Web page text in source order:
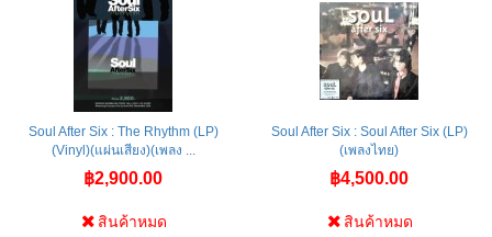
Soul After Six : The Rhythm (LP)
(Vinyl)(แผ่นเสียง)(เพลง ...
฿2,900.00
สินค้าหมด
Soul After Six : Soul After Six (LP)
(เพลงไทย)
฿4,500.00
สินค้าหมด